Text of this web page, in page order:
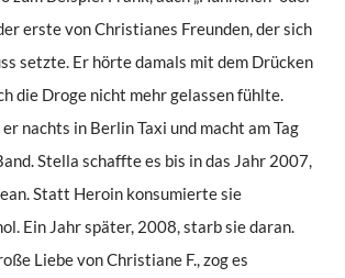
erste von Christianes Freunden, der sich
setzte. Er hörte damals mit dem Drücken
die Droge nicht mehr gelassen fühlte.
nachts in Berlin Taxi und macht am Tag
Stella schaffte es bis in das Jahr 2007,
Statt Heroin konsumierte sie
Ein Jahr später, 2008, starb sie daran.
Liebe von Christiane F., zog es